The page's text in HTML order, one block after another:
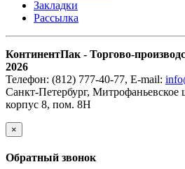
Закладки
Рассылка
КонтинентПак - Торгово-
2026
Телефон: (812) 777-40-77, E-mail:
Санкт-Петербург, Митрофаньевское
корпус 8, пом. 8Н
×
Обратный звонок